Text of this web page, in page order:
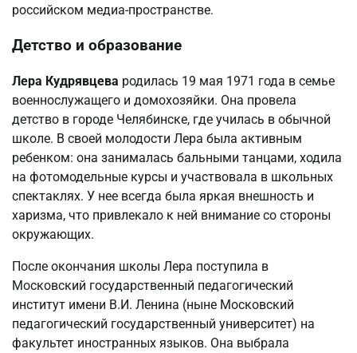
российском медиа-пространстве.
Детство и образование
Лера Кудрявцева родилась 19 мая 1971 года в семье
военнослужащего и домохозяйки. Она провела
детство в городе Челябинске, где училась в обычной
школе. В своей молодости Лера была активным
ребенком: она занималась бальными танцами, ходила
на фотомодельные курсы и участвовала в школьных
спектаклях. У нее всегда была яркая внешность и
харизма, что привлекало к ней внимание со стороны
окружающих.
После окончания школы Лера поступила в
Московский государственный педагогический
институт имени В.И. Ленина (ныне Московский
педагогический государственный университет) на
факультет иностранных языков. Она выбрала